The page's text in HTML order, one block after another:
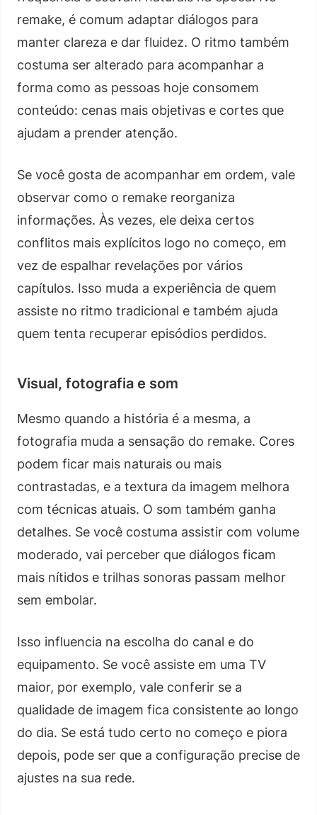
remake, é comum adaptar diálogos para
manter clareza e dar fluidez. O ritmo também
costuma ser alterado para acompanhar a
forma como as pessoas hoje consomem
conteúdo: cenas mais objetivas e cortes que
ajudam a prender atenção.
Se você gosta de acompanhar em ordem, vale
observar como o remake reorganiza
informações. Às vezes, ele deixa certos
conflitos mais explícitos logo no começo, em
vez de espalhar revelações por vários
capítulos. Isso muda a experiência de quem
assiste no ritmo tradicional e também ajuda
quem tenta recuperar episódios perdidos.
Visual, fotografia e som
Mesmo quando a história é a mesma, a
fotografia muda a sensação do remake. Cores
podem ficar mais naturais ou mais
contrastadas, e a textura da imagem melhora
com técnicas atuais. O som também ganha
detalhes. Se você costuma assistir com volume
moderado, vai perceber que diálogos ficam
mais nítidos e trilhas sonoras passam melhor
sem embolar.
Isso influencia na escolha do canal e do
equipamento. Se você assiste em uma TV
maior, por exemplo, vale conferir se a
qualidade de imagem fica consistente ao longo
do dia. Se está tudo certo no começo e piora
depois, pode ser que a configuração precise de
ajustes na sua rede.